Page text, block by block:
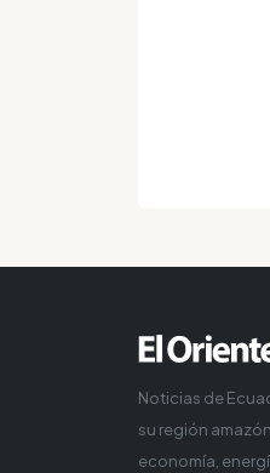
Noticias de
su región
economía,